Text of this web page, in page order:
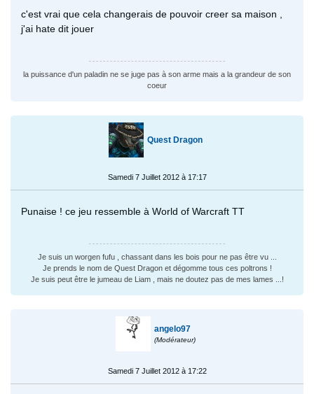
c'est vrai que cela changerais de pouvoir creer sa maison ,
j'ai hate dit jouer
la puissance d'un paladin ne se juge pas à son arme mais a la grandeur de son
coeur
Quest Dragon
Samedi 7 Juillet 2012 à 17:17
Punaise ! ce jeu ressemble à World of Warcraft TT
Je suis un worgen fufu , chassant dans les bois pour ne pas être vu ...
Je prends le nom de Quest Dragon et dégomme tous ces poltrons !
Je suis peut être le jumeau de Liam , mais ne doutez pas de mes lames ...!
angelo97
(Modérateur)
Samedi 7 Juillet 2012 à 17:22